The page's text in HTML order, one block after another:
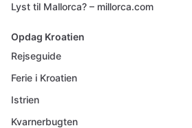
Lyst til Mallorca? – millorca.com
Opdag Kroatien
Rejseguide
Ferie i Kroatien
Istrien
Kvarnerbugten